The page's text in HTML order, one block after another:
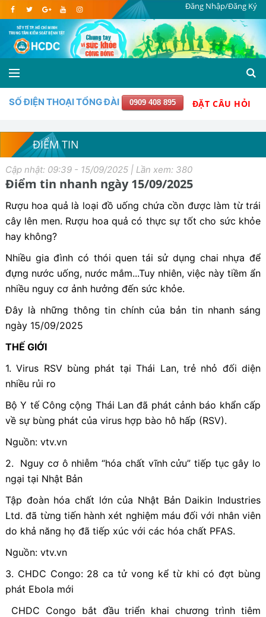
Đăng Nhập/Đăng Ký
SỐ ĐIỆN THOẠI TỔNG ĐÀI 0909 408 895 ĐẶT CÂU HỎI
ĐIỂM TIN
Cập nhật: 09:39 - 15/09/2025 | Lần xem: 380
Điểm tin nhanh ngày 15/09/2025
Rượu hoa quả là loại đồ uống chứa cồn được làm từ trái
cây lên men. Rượu hoa quả có thực sự tốt cho sức khỏe
hay không?
Nhiều gia đình có thói quen tái sử dụng chai nhựa để
đựng nước uống, nước mắm...Tuy nhiên, việc này tiềm ẩn
nhiều nguy cơ ảnh hưởng đến sức khỏe.
Đây là những thông tin chính của bản tin nhanh sáng
ngày 15/09/2025
THẾ GIỚI
1. Virus RSV bùng phát tại Thái Lan, trẻ nhỏ đối diện
nhiều rủi ro
Bộ Y tế Công cộng Thái Lan đã phát cảnh báo khẩn cấp
về sự bùng phát của virus hợp bào hô hấp (RSV).
Nguồn: vtv.vn
2. Nguy cơ ô nhiễm “hóa chất vĩnh cửu” tiếp tục gây lo
ngại tại Nhật Bản
Tập đoàn hóa chất lớn của Nhật Bản Daikin Industries
Ltd. đã từng tiến hành xét nghiệm máu đối với nhân viên
do khả năng họ đã tiếp xúc với các hóa chất PFAS.
Nguồn: vtv.vn
3. CHDC Congo: 28 ca tử vong kể từ khi có đợt bùng
phát Ebola mới
CHDC Congo bắt đầu triển khai chương trình tiêm